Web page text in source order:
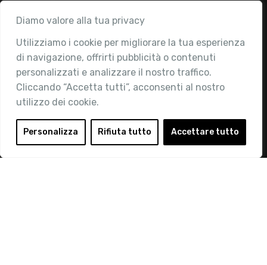
Diamo valore alla tua privacy
Utilizziamo i cookie per migliorare la tua esperienza
di navigazione, offrirti pubblicità o contenuti
personalizzati e analizzare il nostro traffico.
Cliccando “Accetta tutti”, acconsenti al nostro
utilizzo dei cookie.
Personalizza Rifiuta tutto Accettare tutto
Associazione
Chi siamo
Attività
Contatti
Area Riservata
Login
Diventa Socio